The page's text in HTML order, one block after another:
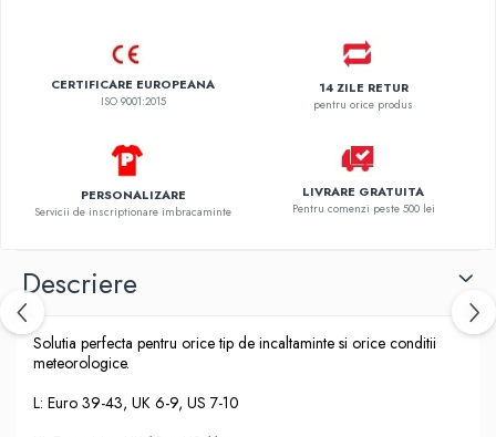
CERTIFICARE EUROPEANA
ISO 9001:2015
14 ZILE RETUR
pentru orice produs
PERSONALIZARE
Servicii de inscriptionare imbracaminte
LIVRARE GRATUITA
Pentru comenzi peste 500 lei
Descriere
Solutia perfecta pentru orice tip de incaltaminte si orice conditii
meteorologice.
L: Euro 39-43, UK 6-9, US 7-10